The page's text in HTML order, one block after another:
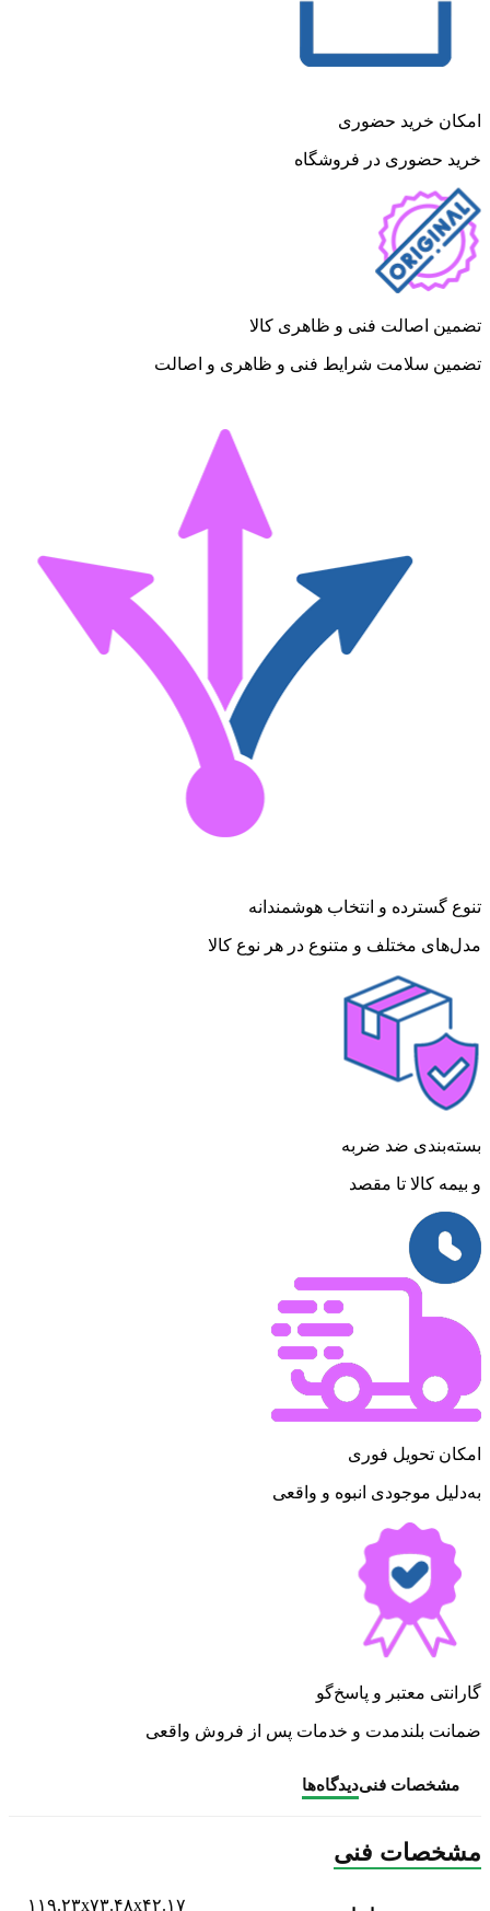
امکان خرید حضوری
خرید حضوری در فروشگاه
تضمین اصالت فنی و ظاهری کالا
تضمین سلامت شرایط فنی و ظاهری و اصالت
تنوع گسترده و انتخاب هوشمندانه
مدل‌های مختلف و متنوع در هر نوع کالا
بسته‌بندی ضد ضربه
و بیمه کالا تا مقصد
امکان تحویل فوری
به‌دلیل موجودی انبوه و واقعی
گارانتی معتبر و پاسخ‌گو
ضمانت بلندمدت و خدمات پس از فروش واقعی
مشخصات فنیدیدگاه‌ها
مشخصات فنی
۱۱۹.۲۳x۷۳.۴۸x۴۲.۱۷